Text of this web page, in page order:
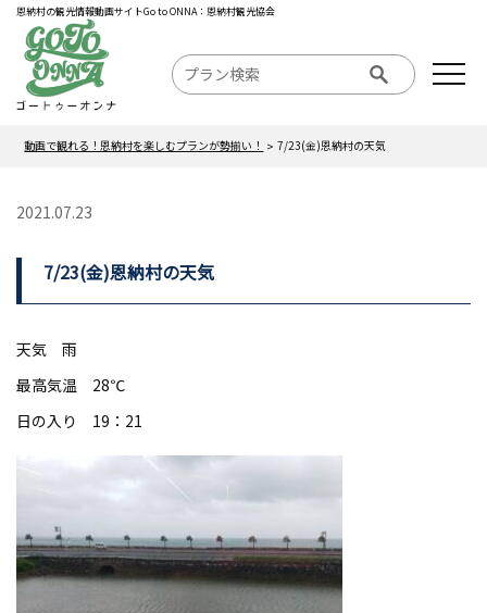
恩納村の観光情報動画サイトGo to ONNA：恩納村観光協会
動画で観れる！恩納村を楽しむプランが勢揃い！ 7/23(金)恩納村の天気
2021.07.23
7/23(金)恩納村の天気
天気 雨
最高気温 28℃
日の入り 19：21